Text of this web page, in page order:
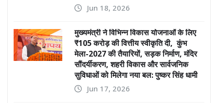
Jun 18, 2026
मुख्यमंत्री ने विभिन्न विकास योजनाओं के लिए
₹105 करोड़ की वित्तीय स्वीकृति दी, कुंभ
मेला-2027 की तैयारियों, सड़क निर्माण, मंदिर
सौंदर्यीकरण, शहरी विकास और सार्वजनिक
सुविधाओं को मिलेगा नया बल: पुष्कर सिंह धामी
Jun 17, 2026